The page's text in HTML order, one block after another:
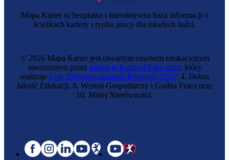
Mapa Karier to bezpłatna i interaktywna baza informacji o
ścieżkach kariery i rynku pracy dla młodych ludzi.
© 2026 Mapa Karier jest otwartym zasobem edukacyjnym
stworzonym przez fundację Katalyst Education, który
realizuje Cele Zrównoważonego Rozwoju ONZ: 4. Dobra
Jakość Edukacji, 8. Wzrost Gospodarczy i Godna Praca oraz
10. Mniej Nierówności.